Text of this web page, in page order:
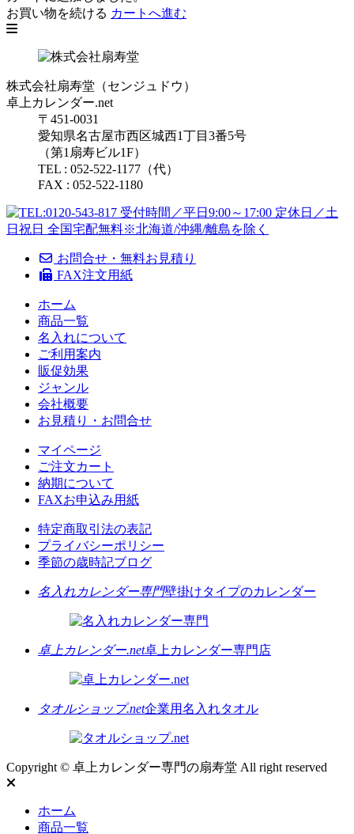
お買い物を続ける カートへ進む
株式会社扇寿堂（センジュドウ）
卓上カレンダー.net
〒451-0031
愛知県名古屋市西区城西1丁目3番5号
（第1扇寿ビル1F）
TEL : 052-522-1177（代）
FAX : 052-522-1180
お問合せ・無料お見積り
FAX注文用紙
ホーム
商品一覧
名入れについて
ご利用案内
販促効果
ジャンル
会社概要
お見積り・お問合せ
マイページ
ご注文カート
納期について
FAXお申込み用紙
特定商取引法の表記
プライバシーポリシー
季節の歳時記ブログ
名入れカレンダー専門壁掛けタイプのカレンダー
卓上カレンダー.net卓上カレンダー専門店
タオルショップ.net企業用名入れタオル
Copyright © 卓上カレンダー専門の扇寿堂 All right reserved
ホーム
商品一覧